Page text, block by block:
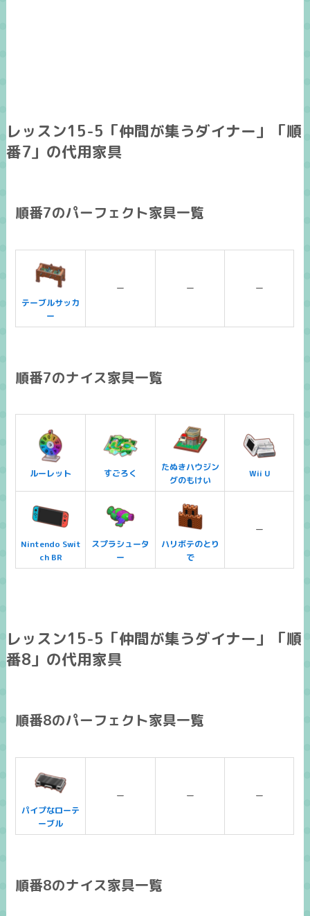
レッスン15-5「仲間が集うダイナー」「順
番7」の代用家具
順番7のパーフェクト家具一覧
テーブルサッカ
ー
ー ー ー
順番7のナイス家具一覧
ルーレット すごろく
たぬきハウジン
グのもけい
Wii U
Nintendo Swit
ch BR
スプラシュータ
ー
ハリボテのとり
で
ー
レッスン15-5「仲間が集うダイナー」「順
番8」の代用家具
順番8のパーフェクト家具一覧
パイプなローテ
ーブル
ー ー ー
順番8のナイス家具一覧